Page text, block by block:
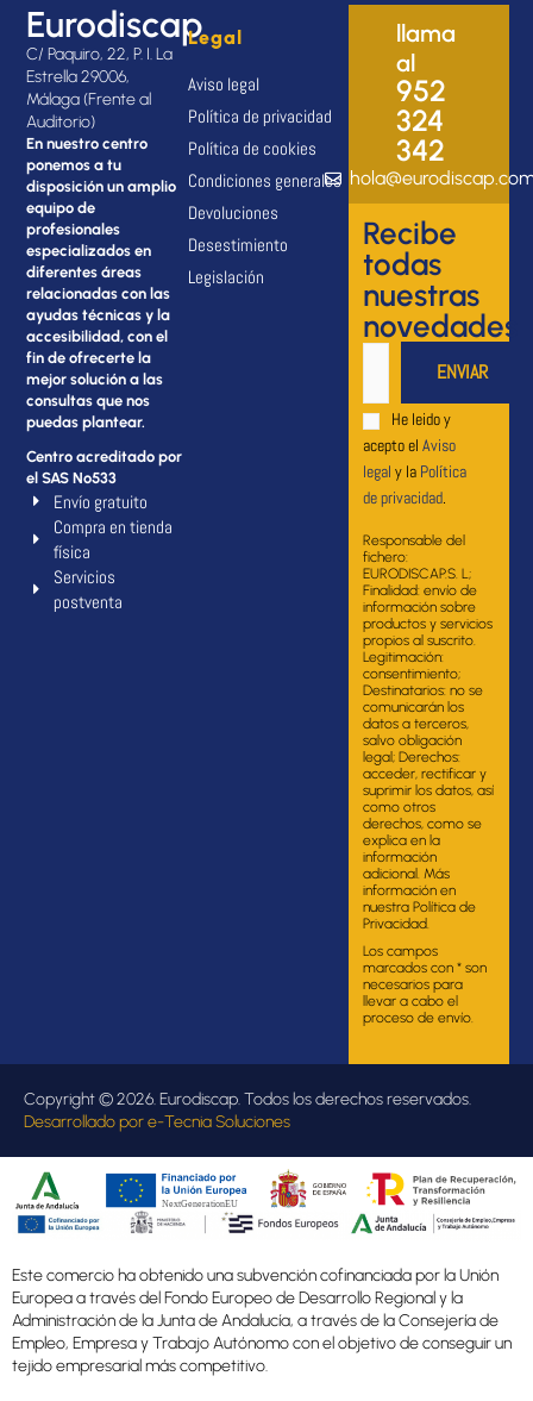
Eurodiscap
C/ Paquiro, 22, P. I. La
Estrella 29006,
Málaga (Frente al
Auditorio)
En nuestro centro
ponemos a tu
disposición un amplio
equipo de
profesionales
especializados en
diferentes áreas
relacionadas con las
ayudas técnicas y la
accesibilidad, con el
fin de ofrecerte la
mejor solución a las
consultas que nos
puedas plantear.
Centro acreditado por
el SAS Nº533
Envío gratuito
Compra en tienda
física
Servicios
postventa
Legal
Aviso legal
Política de privacidad
Política de cookies
Condiciones generales
Devoluciones
Desestimiento
Legislación
llama
al
952
324
342
Recibe
todas
nuestras
novedades
He leido y
acepto el Aviso
legal y la Política
de privacidad.
Responsable del
fichero:
EURODISCAP.S. L;
Finalidad: envío de
información sobre
productos y servicios
propios al suscrito.
Legitimación:
consentimiento;
Destinatarios: no se
comunicarán los
datos a terceros,
salvo obligación
legal; Derechos:
acceder, rectificar y
suprimir los datos, así
como otros
derechos, como se
explica en la
información
adicional. Más
información en
nuestra Política de
Privacidad.
Los campos
marcados con * son
necesarios para
llevar a cabo el
proceso de envío.
Copyright © 2026. Eurodiscap. Todos los derechos reservados.
Desarrollado pore-Tecnia Soluciones
Este comercio ha obtenido una subvención cofinanciada por la Unión
Europea a través del Fondo Europeo de Desarrollo Regional y la
Administración de la Junta de Andalucía, a través de la Consejería de
Empleo, Empresa y Trabajo Autónomo con el objetivo de conseguir un
tejido empresarial más competitivo.